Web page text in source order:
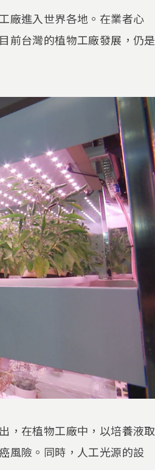
廠進入世界各地。在業者心
前台灣的植物工廠發展，仍是
，在植物工廠中，以培養液取
風險。同時，人工光源的設